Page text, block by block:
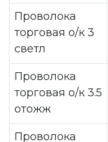
Проволока
торговая о/к 3
светл
Проволока
торговая о/к 3.5
отожж
Проволока